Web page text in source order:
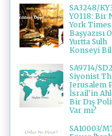
SA3248/
YO118: Bir
York Times
Başyazısı
Yurtta Sulh
Konseyi
SA9714/
Siyonist
Jerusalem
İsrail'in
Bir Dış
Var mı?
SA10003/